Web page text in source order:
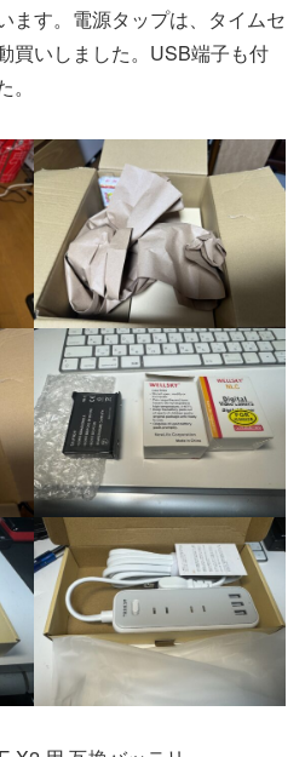
ます。電源タップは、タイムセ
買いしました。USB端子も付